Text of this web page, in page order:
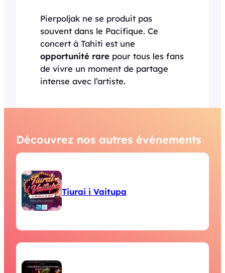
Pierpoljak ne se produit pas
souvent dans le Pacifique. Ce
concert à Tahiti est une
opportunité rare pour tous les fans
de vivre un moment de partage
intense avec l’artiste.
Découvrez nos autres événements
Tiurai i Vaitupa